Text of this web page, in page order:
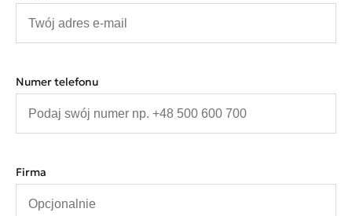
Numer telefonu
Firma